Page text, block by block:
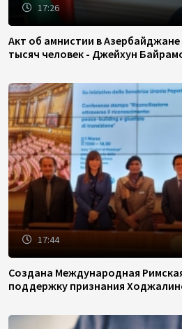
17:26
Акт об амнистии в
тысяч человек - Джейхун
17:44
Создана Международная
поддержку признания